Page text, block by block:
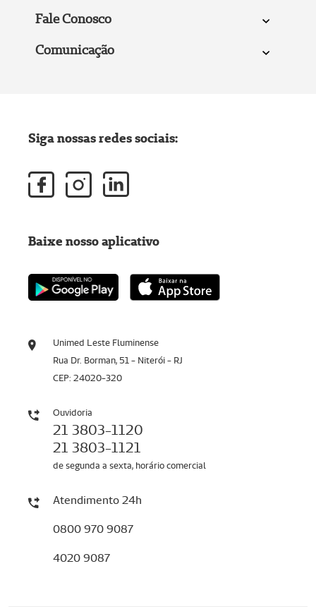
Fale Conosco
Comunicação
Unimed Leste Fluminense
Rua Dr. Borman, 51 - Niterói - RJ
CEP: 24020-320
Ouvidoria
21 3803-1120
21 3803-1121
de segunda a sexta, horário comercial
Atendimento 24h
0800 970 9087
4020 9087
Siga nossas redes sociais:
Baixe nosso aplicativo